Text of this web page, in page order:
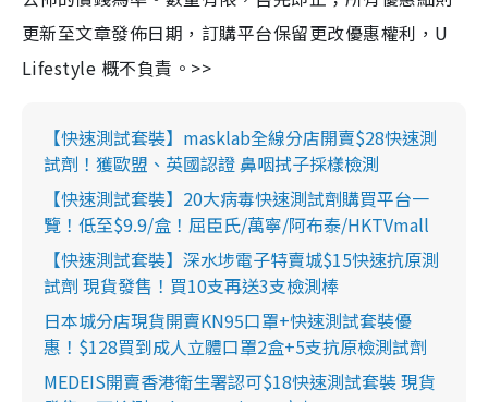
更新至文章發佈日期，訂購平台保留更改優惠權利，U
Lifestyle 概不負責。>>
【快速測試套裝】masklab全線分店開賣$28快速測
試劑！獲歐盟、英國認證 鼻咽拭子採樣檢測
【快速測試套裝】20大病毒快速測試劑購買平台一
覽！低至$9.9/盒！屈臣氏/萬寧/阿布泰/HKTVmall
【快速測試套裝】深水埗電子特賣城$15快速抗原測
試劑 現貨發售！買10支再送3支檢測棒
日本城分店現貨開賣KN95口罩+快速測試套裝優
惠！$128買到成人立體口罩2盒+5支抗原檢測試劑
MEDEIS開賣香港衛生署認可$18快速測試套裝 現貨